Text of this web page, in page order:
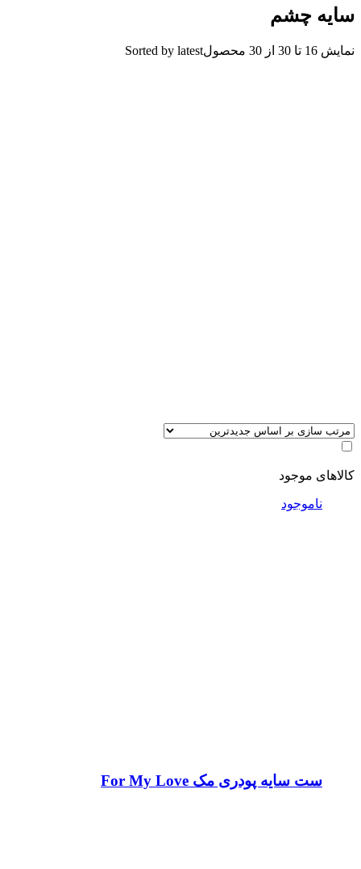
سایه چشم
نمایش 16 تا 30 از 30 محصول Sorted by latest
کالاهای موجود
ناموجود
ست سایه پودری مک For My Love